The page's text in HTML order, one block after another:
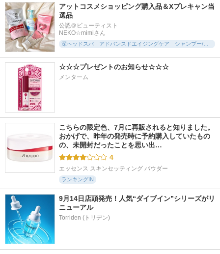
アットコスメショッピング購入品＆Xプレキャン当
選品
公認＠ビューティスト
NEKO☆mimiさん
☆☆☆プレゼントのお知らせ☆☆☆
メンターム
こちらの限定色、7月に再販されると知りました。
おかげで、昨年の発売時に予約購入していたもの
の、未開封だったことを思い出…
4
エッセンス スキンセッティング パウダー
ランキングIN
9月14日店頭発売！人気“ダイブイン”シリーズがリ
ニューアル